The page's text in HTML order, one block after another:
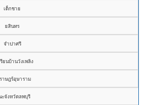
เด็กชาย
ยสินทร
จำปาศรี
รียนบ้านวังเพลิง
าษฎร์อุษาราม
จังหวัดลพบุรี